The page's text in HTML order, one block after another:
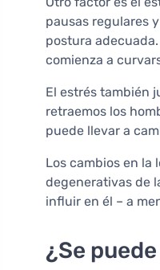
pausas regulares
postura
comienza a
El estrés también
retraemos los
puede llevar a
Los cambios en la
degenerativas de
influir en él – a
¿Se